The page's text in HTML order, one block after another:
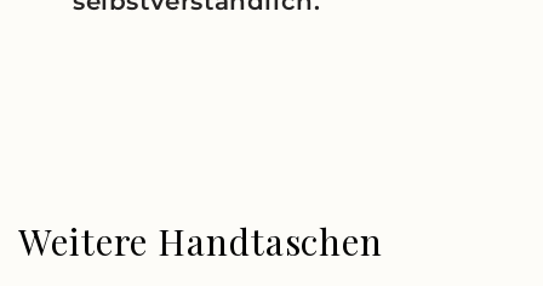
Weitere Handtaschen